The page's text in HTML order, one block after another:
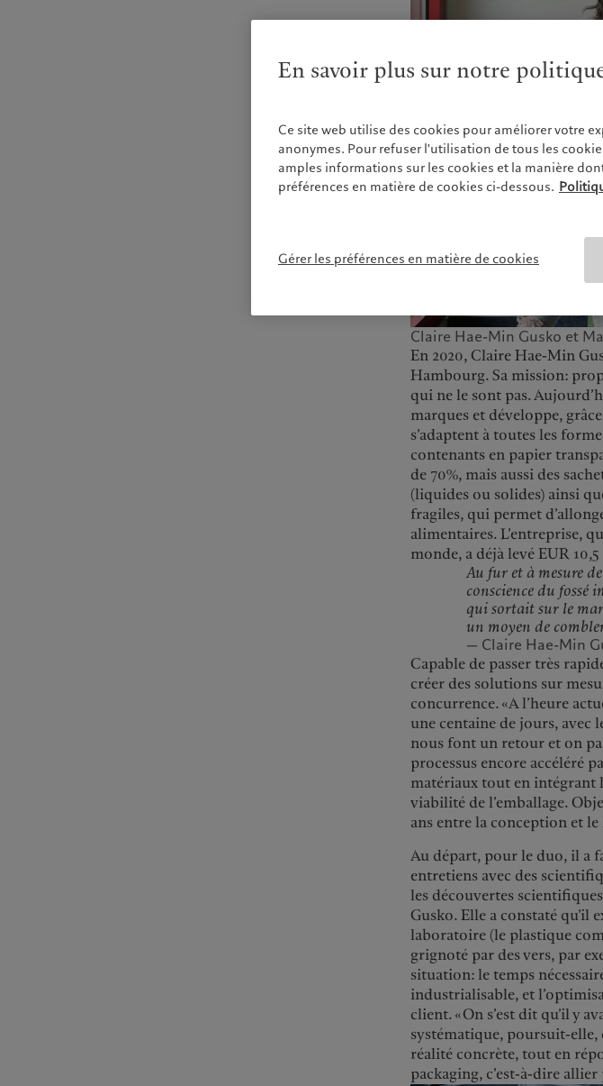
Claire Hae-Min Gusko et
En 2020, Claire Hae-Min
Hambourg. Sa mission:
qui ne le sont pas.
marques et développe,
s’adaptent à toutes les
contenants en papier
de 70%, mais aussi des
(liquides ou solides) ainsi
fragiles, qui permet
alimentaires. L’entreprise,
monde, a déjà levé EUR
Au fur et à mesure
conscience du fossé
qui sortait sur le
un moyen de
— Claire Hae-Min
Capable de passer très
créer des solutions sur
concurrence. «A l’heure
une centaine de jours, avec
nous font un retour et on
processus encore accéléré
matériaux tout en intégrant
viabilité de l’emballage.
ans entre la conception et
Au départ, pour le duo, il a
entretiens avec des
les découvertes
Gusko. Elle a constaté qu’il
laboratoire (le plastique
grignoté par des vers, par
situation: le temps
industrialisable, et
client. «On s’est dit qu’il y
systématique, poursuit-
réalité concrète, tout en
packaging, c’est-à-dire
En savoir plus sur notre
Ce site web utilise des cookies pour améliorer votre
anonymes. Pour refuser l'utilisation de tous les
amples informations sur les cookies et la manière
préférences en matière de cookies ci-dessous.
Gérer les préférences en matière de cookies